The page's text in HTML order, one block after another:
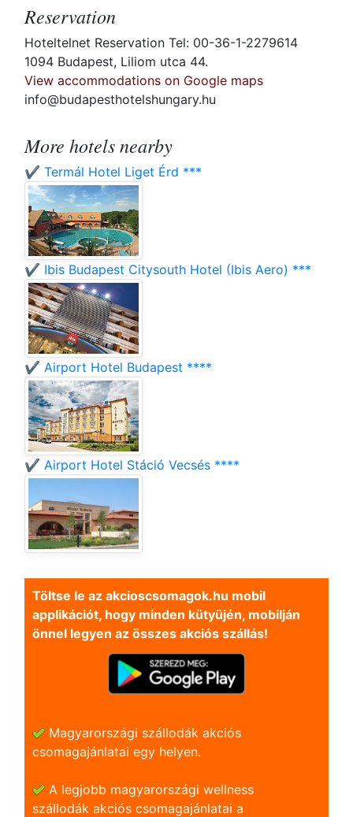
Reservation
Hoteltelnet Reservation Tel: 00-36-1-2279614
1094 Budapest, Liliom utca 44.
View accommodations on Google maps
info@budapesthotelshungary.hu
More hotels nearby
✔️ Termál Hotel Liget Érd ***
✔️ Ibis Budapest Citysouth Hotel (Ibis Aero) ***
✔️ Airport Hotel Budapest ****
✔️ Airport Hotel Stáció Vecsés ****
Töltse le az akcioscsomagok.hu mobil
applikációt, hogy minden kütyüjén, mobilján
önnel legyen az összes akciós szállás!
Magyarországi szállodák akciós
csomagajánlatai egy helyen.
A legjobb magyarországi wellness
szállodák akciós csomagajánlatai a